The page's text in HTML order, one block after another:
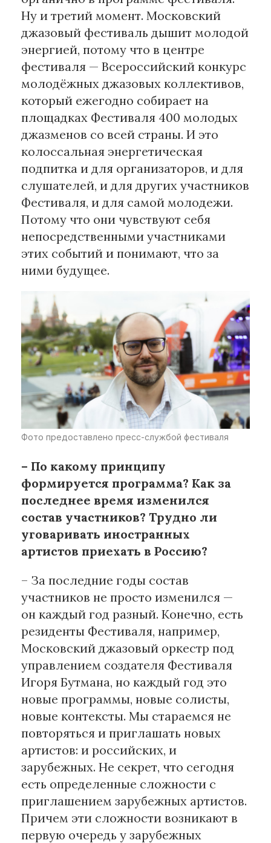
Ну и третий момент. Московский
джазовый фестиваль дышит молодой
энергией, потому что в центре
фестиваля — Всероссийский конкурс
молодёжных джазовых коллективов,
который ежегодно собирает на
площадках Фестиваля 400 молодых
джазменов со всей страны. И это
колоссальная энергетическая
подпитка и для организаторов, и для
слушателей, и для других участников
Фестиваля, и для самой молодежи.
Потому что они чувствуют себя
непосредственными участниками
этих событий и понимают, что за
ними будущее.
Фото предоставлено пресс-службой фестиваля
– По какому принципу
формируется программа? Как за
последнее время изменился
состав участников? Трудно ли
уговаривать иностранных
артистов приехать в Россию?
– За последние годы состав
участников не просто изменился —
он каждый год разный. Конечно, есть
резиденты Фестиваля, например,
Московский джазовый оркестр под
управлением создателя Фестиваля
Игоря Бутмана, но каждый год это
новые программы, новые солисты,
новые контексты. Мы стараемся не
повторяться и приглашать новых
артистов: и российских, и
зарубежных. Не секрет, что сегодня
есть определенные сложности с
приглашением зарубежных артистов.
Причем эти сложности возникают в
первую очередь у зарубежных